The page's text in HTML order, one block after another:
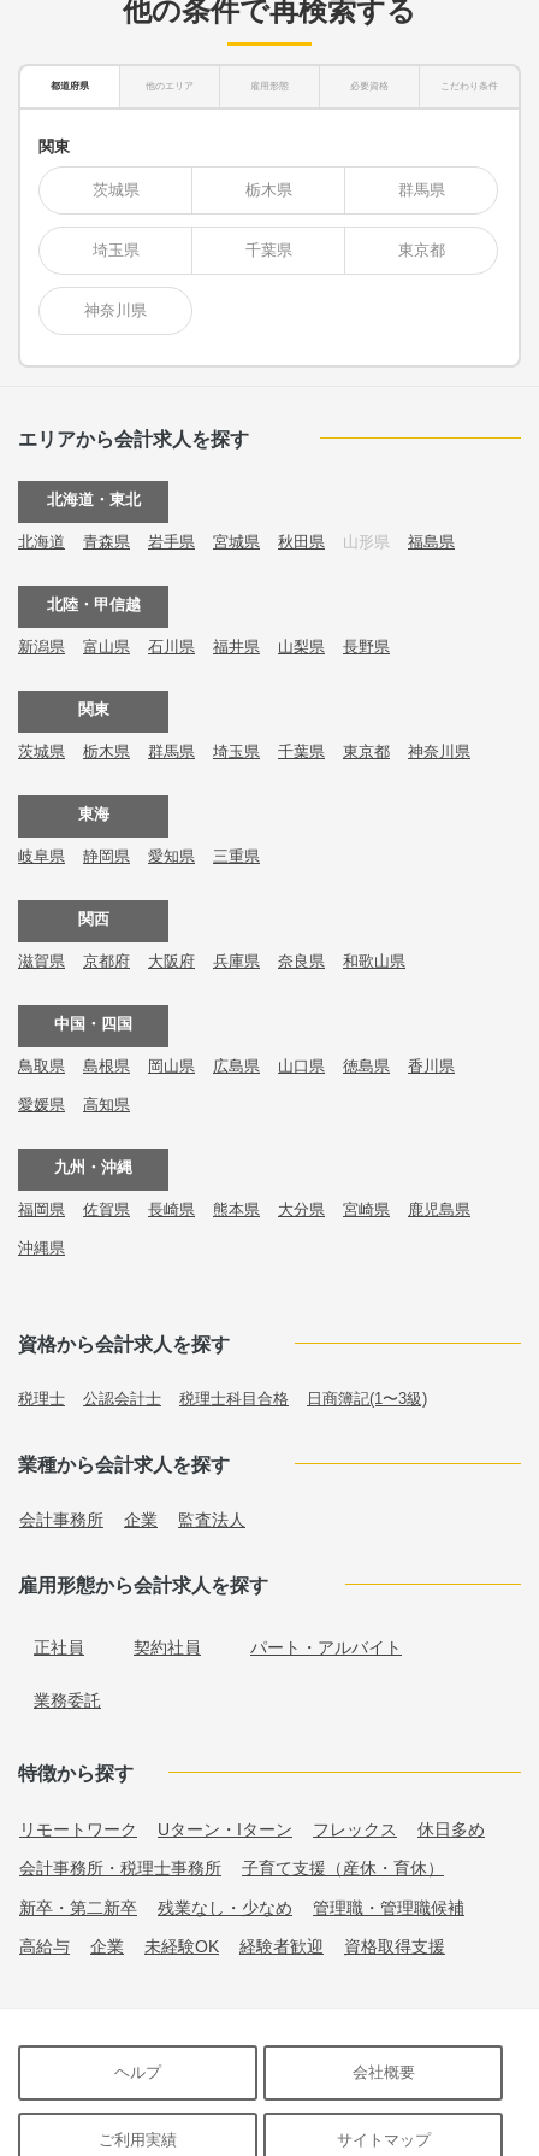
他の条件で再検索する
都道府県 他のエリア 雇用形態 必要資格 こだわり条件
関東
茨城県 栃木県 群馬県
埼玉県 千葉県 東京都
神奈川県
エリアから会計求人を探す
北海道・東北
北海道 青森県 岩手県 宮城県 秋田県 山形県 福島県
北陸・甲信越
新潟県 富山県 石川県 福井県 山梨県 長野県
関東
茨城県 栃木県 群馬県 埼玉県 千葉県 東京都 神奈川県
東海
岐阜県 静岡県 愛知県 三重県
関西
滋賀県 京都府 大阪府 兵庫県 奈良県 和歌山県
中国・四国
鳥取県 島根県 岡山県 広島県 山口県 徳島県 香川県
愛媛県 高知県
九州・沖縄
福岡県 佐賀県 長崎県 熊本県 大分県 宮崎県 鹿児島県
沖縄県
資格から会計求人を探す
税理士 公認会計士 税理士科目合格 日商簿記(1〜3級)
業種から会計求人を探す
会計事務所 企業 監査法人
雇用形態から会計求人を探す
正社員 契約社員 パート・アルバイト
業務委託
特徴から探す
リモートワーク Uターン・Iターン フレックス 休日多め
会計事務所・税理士事務所 子育て支援（産休・育休）
新卒・第二新卒 残業なし・少なめ 管理職・管理職候補
高給与 企業 未経験OK 経験者歓迎 資格取得支援
ヘルプ 会社概要
ご利用実績 サイトマップ